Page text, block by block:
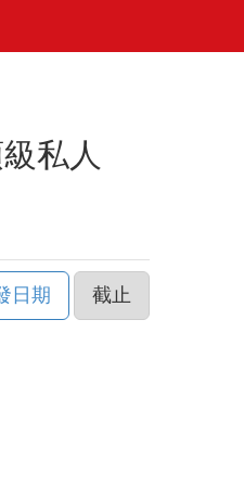
私人
日期 截止